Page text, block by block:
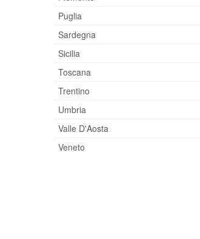
Puglia
Sardegna
Sicilia
Toscana
Trentino
Umbria
Valle D'Aosta
Veneto